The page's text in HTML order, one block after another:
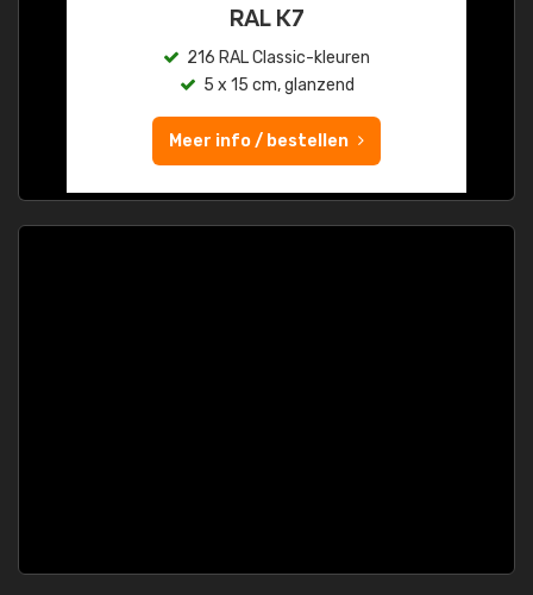
RAL K7
216 RAL Classic-kleuren
5 x 15 cm, glanzend
Meer info / bestellen